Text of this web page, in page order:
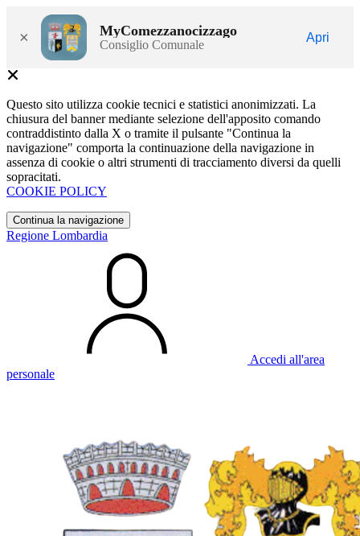
× MyComezzanocizzago
Consiglio Comunale
Apri
Questo sito utilizza cookie tecnici e statistici anonimizzati. La
chiusura del banner mediante selezione dell'apposito comando
contraddistinto dalla X o tramite il pulsante "Continua la
navigazione" comporta la continuazione della navigazione in
assenza di cookie o altri strumenti di tracciamento diversi da quelli
sopracitati.
COOKIE POLICY
Continua la navigazione
Regione Lombardia
Accedi all'area
personale